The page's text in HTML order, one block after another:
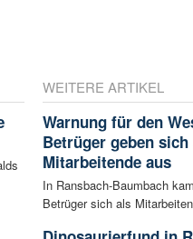
WEITERE ARTIKEL
Warnung für den
Betrüger geben
Mitarbeitende aus
In Ransbach-Baumbach
Betrüger sich als